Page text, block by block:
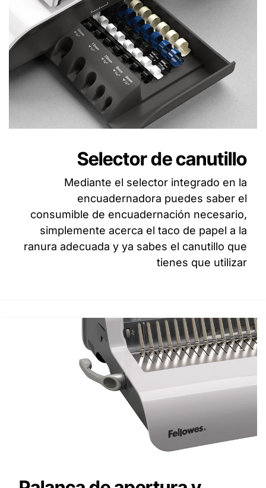
Selector de canutillo
Mediante el selector integrado en la
encuadernadora puedes saber el
consumible de encuadernación necesario,
simplemente acerca el taco de papel a la
ranura adecuada y ya sabes el canutillo que
tienes que utilizar